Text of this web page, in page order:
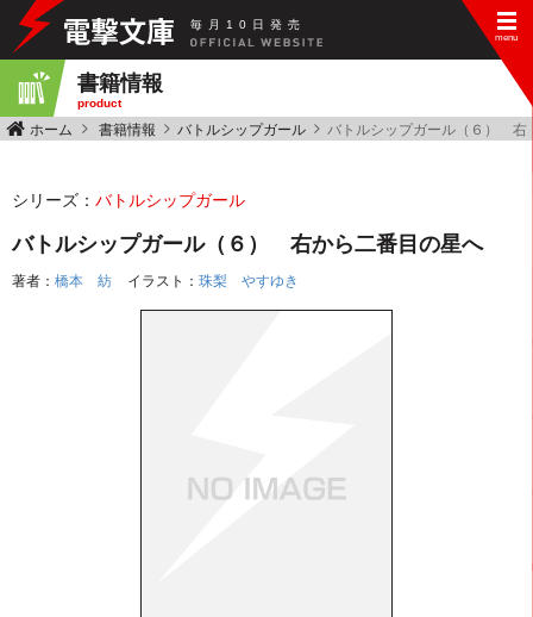
毎 月 10 日 発 売
書籍情報
product
ホーム 書籍情報 バトルシップガール バトルシップガール（６） 右
シリーズ： バトルシップガール
バトルシップガール（６） 右から二番目の星へ
著者： 橋本 紡 イラスト： 珠梨 やすゆき